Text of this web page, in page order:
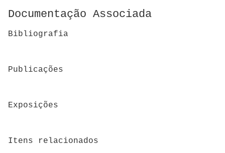
Documentação Associada
Bibliografia
Publicações
Exposições
Itens relacionados